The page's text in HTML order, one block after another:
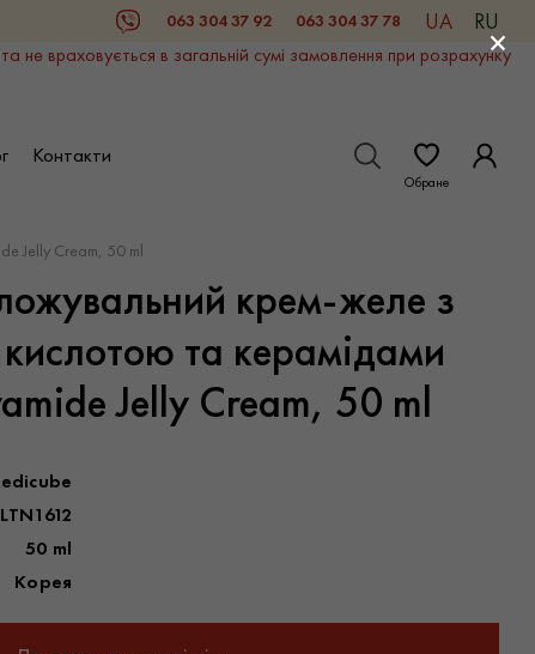
Viber 063 304 37 92 063 304 37 78 UA RU
не враховується в загальній сумі замовлення при розрахунку
Контакти
Обране
Jelly Cream, 50 ml
крем-желе з
та керамідами
Jelly Cream, 50 ml
LTN1612
50 ml
Корея
×